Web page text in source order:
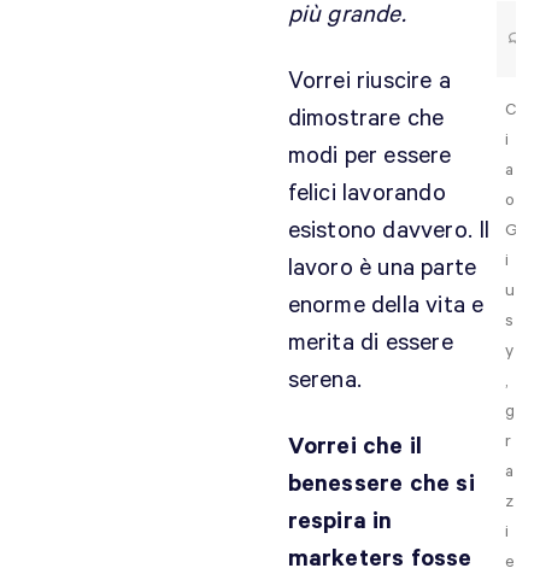
più grande.
Vorrei riuscire a
dimostrare che
modi per essere
felici lavorando
esistono davvero. Il
lavoro è una parte
enorme della vita e
merita di essere
serena.
Vorrei che il
benessere che si
respira in
marketers fosse
C
i
a
o
G
i
u
s
y
,
g
r
a
z
i
e